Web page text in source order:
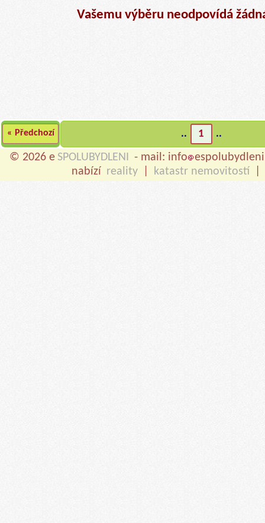
Vašemu výběru neodpovídá
« Předchozí .. 1 ..
© 2026 e SPOLUBYDLENI - mail: info
nabízí reality katastr nemovitostí